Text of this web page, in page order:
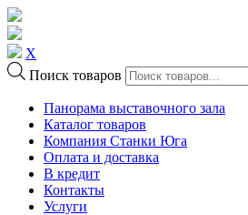
X
Поиск товаров
Панорама выставочного зала
Каталог товаров
Компания Станки Юга
Оплата и доставка
В кредит
Контакты
Услуги